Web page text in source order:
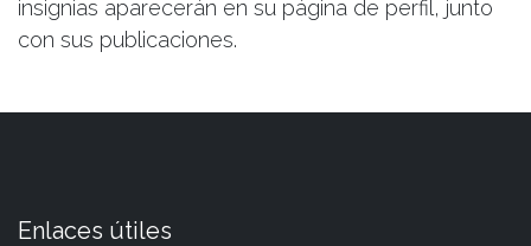
insignias aparecerán en su página de perfil, junto
con sus publicaciones.
Enlaces útiles